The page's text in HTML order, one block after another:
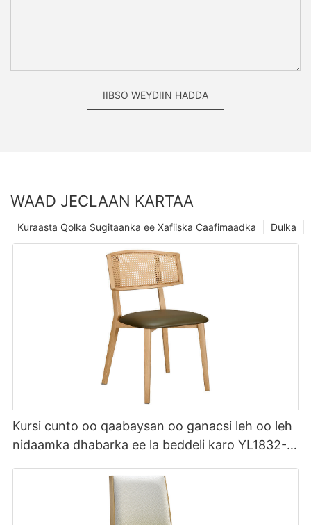
IIBSO WEYDIIN HADDA
WAAD JECLAAN KARTAA
Dulka
Kuraasta Qolka Sugitaanka ee Xafiiska Caafimaadka
Kursi cunto oo qaabaysan oo ganacsi leh oo leh
nidaamka dhabarka ee la beddeli karo YL1832-